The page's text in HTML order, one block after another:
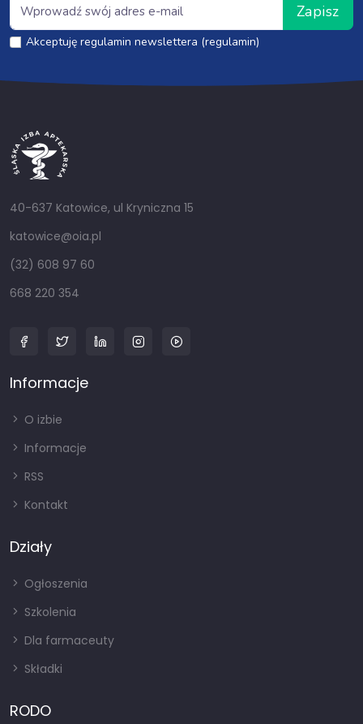
Zapisz
Akceptuję regulamin newslettera (regulamin)
40-637 Katowice, ul Kryniczna 15
katowice@oia.pl
(32) 608 97 60
668 220 354
Informacje
O izbie
Informacje
RSS
Kontakt
Działy
Ogłoszenia
Szkolenia
Dla farmaceuty
Składki
RODO